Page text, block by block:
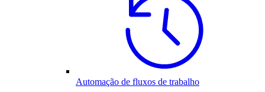
Automação de fluxos de trabalho